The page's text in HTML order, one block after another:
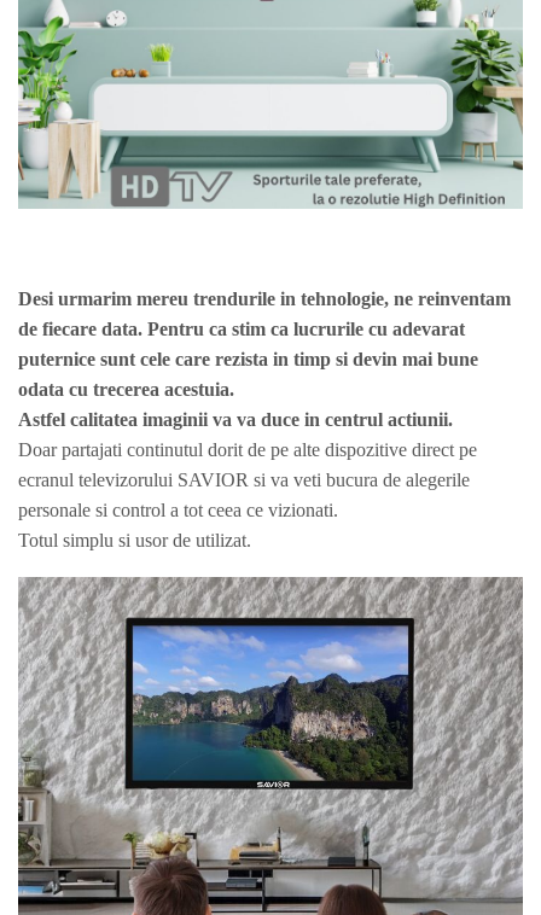
Desi urmarim mereu trendurile in tehnologie, ne reinventam
de fiecare data. Pentru ca stim ca lucrurile cu adevarat
puternice sunt cele care rezista in timp si devin mai bune
odata cu trecerea acestuia.
Astfel calitatea imaginii va va duce in centrul actiunii.
Doar partajati continutul dorit de pe alte dispozitive direct pe
ecranul televizorului SAVIOR si va veti bucura de alegerile
personale si control a tot ceea ce vizionati.
Totul simplu si usor de utilizat.